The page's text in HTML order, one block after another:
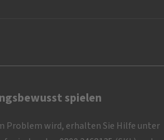
spielen
Problem wird, erhalten Sie Hilfe unter